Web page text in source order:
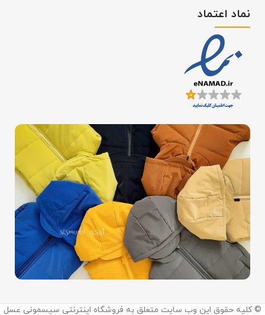
نماد اعتماد
اینستاگرام:
© کلیه حقوق این وب سایت متعلق به فروشگاه اینترنتی سیسمونی عسل